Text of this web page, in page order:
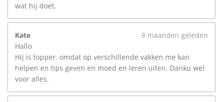
wat hij doet.
Kate
8 maanden geleden
Hallo
Hij is topper. omdat op verschillende vakken me kan
helpen en tips geven en moed en leren uiten. Danku wel
voor alles.